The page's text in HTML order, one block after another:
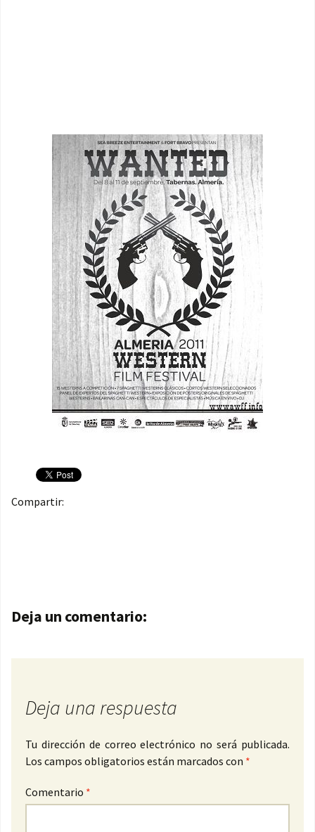
Compartir:
Navegación de entradas
Deja un comentario:
Deja una respuesta
Tu dirección de correo electrónico no será publicada.
Los campos obligatorios están marcados con *
Comentario *